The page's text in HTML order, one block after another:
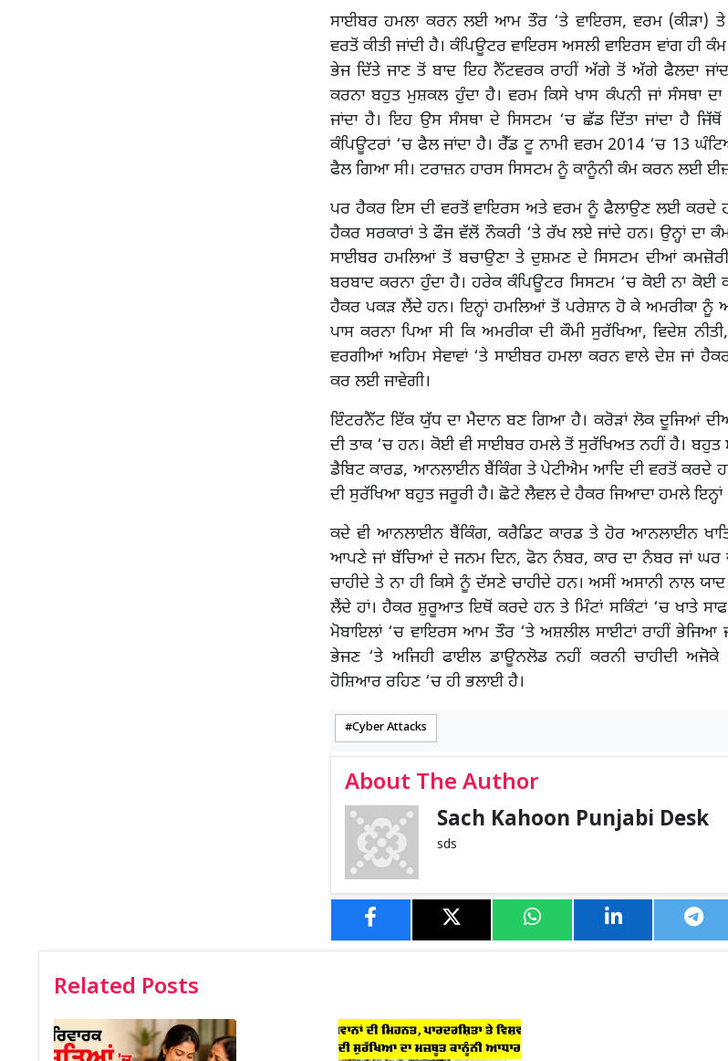
ਸਾਈਬਰ ਹਮਲਾ ਕਰਨ ਲਈ ਆਮ ਤੌਰ ‘ਤੇ ਵਾਇਰਸ, ਵਰਮ (ਕੀੜਾ) ਤੇ
ਵਰਤੋਂ ਕੀਤੀ ਜਾਂਦੀ ਹੈ। ਕੰਪਿਊਟਰ ਵਾਇਰਸ ਅਸਲੀ ਵਾਇਰਸ ਵਾਂਗ ਹੀ
ਭੇਜ ਦਿੱਤੇ ਜਾਣ ਤੋਂ ਬਾਦ ਇਹ ਨੈੱਟਵਰਕ ਰਾਹੀਂ ਅੱਗੇ ਤੋਂ ਅੱਗੇ ਫੈਲਦਾ
ਕਰਨਾ ਬਹੁਤ ਮੁਸ਼ਕਲ ਹੁੰਦਾ ਹੈ। ਵਰਮ ਕਿਸੇ ਖਾਸ ਕੰਪਨੀ ਜਾਂ ਸੰਸਥਾ
ਜਾਂਦਾ ਹੈ। ਇਹ ਉਸ ਸੰਸਥਾ ਦੇ ਸਿਸਟਮ ‘ਚ ਛੱਡ ਦਿੱਤਾ ਜਾਂਦਾ ਹੈ
ਕੰਪਿਊਟਰਾਂ ‘ਚ ਫੈਲ ਜਾਂਦਾ ਹੈ। ਰੈੱਡ ਟੂ ਨਾਮੀ ਵਰਮ 2014 ‘ਚ 13
ਫੈਲ ਗਿਆ ਸੀ। ਟਰਾਜ਼ਨ ਹਾਰਸ ਸਿਸਟਮ ਨੂੰ ਕਾਨੂੰਨੀ ਕੰਮ ਕਰਨ ਲਈ
ਪਰ ਹੈਕਰ ਇਸ ਦੀ ਵਰਤੋਂ ਵਾਇਰਸ ਅਤੇ ਵਰਮ ਨੂੰ ਫੈਲਾਉਣ ਲਈ ਕਰਦੇ
ਹੈਕਰ ਸਰਕਾਰਾਂ ਤੇ ਫੌਜ ਵੱਲੋਂ ਨੌਕਰੀ ‘ਤੇ ਰੱਖ ਲਏ ਜਾਂਦੇ ਹਨ। ਉਨ੍ਹਾਂ ਦਾ
ਸਾਈਬਰ ਹਮਲਿਆਂ ਤੋਂ ਬਚਾਉਣਾ ਤੇ ਦੁਸ਼ਮਣ ਦੇ ਸਿਸਟਮ ਦੀਆਂ
ਬਰਬਾਦ ਕਰਨਾ ਹੁੰਦਾ ਹੈ। ਹਰੇਕ ਕੰਪਿਊਟਰ ਸਿਸਟਮ ‘ਚ ਕੋਈ ਨਾ ਕੋਈ
ਹੈਕਰ ਪਕੜ ਲੈਂਦੇ ਹਨ। ਇਨ੍ਹਾਂ ਹਮਲਿਆਂ ਤੋਂ ਪਰੇਸ਼ਾਨ ਹੋ ਕੇ ਅਮਰੀਕਾ ਨੂੰ
ਪਾਸ ਕਰਨਾ ਪਿਆ ਸੀ ਕਿ ਅਮਰੀਕਾ ਦੀ ਕੌਮੀ ਸੁਰੱਖਿਆ, ਵਿਦੇਸ਼
ਵਰਗੀਆਂ ਅਹਿਮ ਸੇਵਾਵਾਂ ‘ਤੇ ਸਾਈਬਰ ਹਮਲਾ ਕਰਨ ਵਾਲੇ ਦੇਸ਼ ਜਾਂ
ਕਰ ਲਈ ਜਾਵੇਗੀ।
ਇੰਟਰਨੈੱਟ ਇੱਕ ਯੁੱਧ ਦਾ ਮੈਦਾਨ ਬਣ ਗਿਆ ਹੈ। ਕਰੋੜਾਂ ਲੋਕ ਦੂਜਿਆਂ
ਦੀ ਤਾਕ ‘ਚ ਹਨ। ਕੋਈ ਵੀ ਸਾਈਬਰ ਹਮਲੇ ਤੋਂ ਸੁਰੱਖਿਅਤ ਨਹੀਂ ਹੈ। ਬਹੁਤ
ਡੈਬਿਟ ਕਾਰਡ, ਆਨਲਾਈਨ ਬੈਂਕਿੰਗ ਤੇ ਪੇਟੀਐਮ ਆਦਿ ਦੀ ਵਰਤੋਂ
ਦੀ ਸੁਰੱਖਿਆ ਬਹੁਤ ਜਰੂਰੀ ਹੈ। ਛੋਟੇ ਲੈਵਲ ਦੇ ਹੈਕਰ ਜਿਆਦਾ ਹਮਲੇ ਇਨ੍ਹਾਂ
ਕਦੇ ਵੀ ਆਨਲਾਈਨ ਬੈਂਕਿੰਗ, ਕਰੈਡਿਟ ਕਾਰਡ ਤੇ ਹੋਰ ਆਨਲਾਈਨ
ਆਪਣੇ ਜਾਂ ਬੱਚਿਆਂ ਦੇ ਜਨਮ ਦਿਨ, ਫੋਨ ਨੰਬਰ, ਕਾਰ ਦਾ ਨੰਬਰ ਜਾਂ ਘਰ
ਚਾਹੀਦੇ ਤੇ ਨਾ ਹੀ ਕਿਸੇ ਨੂੰ ਦੱਸਣੇ ਚਾਹੀਦੇ ਹਨ। ਅਸੀਂ ਅਸਾਨੀ ਨਾਲ
ਲੈਂਦੇ ਹਾਂ। ਹੈਕਰ ਸ਼ੁਰੂਆਤ ਇਥੋਂ ਕਰਦੇ ਹਨ ਤੇ ਮਿੰਟਾਂ ਸਕਿੰਟਾਂ ‘ਚ ਖਾਤੇ
ਮੋਬਾਇਲਾਂ ‘ਚ ਵਾਇਰਸ ਆਮ ਤੌਰ ‘ਤੇ ਅਸ਼ਲੀਲ ਸਾਈਟਾਂ ਰਾਹੀਂ ਭੇਜਿਆ
ਭੇਜਣ ‘ਤੇ ਅਜਿਹੀ ਫਾਈਲ ਡਾਊਨਲੋਡ ਨਹੀਂ ਕਰਨੀ ਚਾਹੀਦੀ
ਹੋਸ਼ਿਆਰ ਰਹਿਣ ‘ਚ ਹੀ ਭਲਾਈ ਹੈ।
Cyber Attacks
About The Author
Sach Kahoon Punjabi Desk
sds
Related Posts